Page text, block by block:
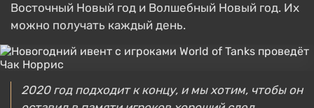
Восточный Новый год и Волшебный Новый год. Их
можно получать каждый день.
2020 год подходит к концу, и мы хотим, чтобы он